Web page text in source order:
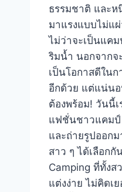
ธรรมชาติ และห
มาแรงแบบไม่แผ่
ไม่ว่าจะเป็นแค
ริมน้ำ นอกจากจ
เป็นโอกาสดีในก
อีกด้วย แต่แน่น
ต้องพร้อม! วันนี้
แฟชั่นชาวแคมป์
และถ่ายรูปออก
สาว ๆ ได้เลือก
Camping ที่ทั้งส
แต่งง่าย ไม่คิดเ